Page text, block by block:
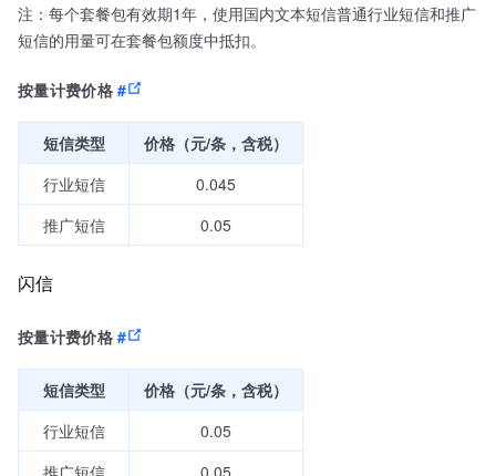
注：每个套餐包有效期1年，使用国内文本短信普通行业短信和推广
短信的用量可在套餐包额度中抵扣。
按量计费价格 #
短信类型
价格（元/条，含税）
行业短信
0.045
推广短信
0.05
闪信
按量计费价格 #
短信类型
价格（元/条，含税）
行业短信
0.05
推广短信
0.05